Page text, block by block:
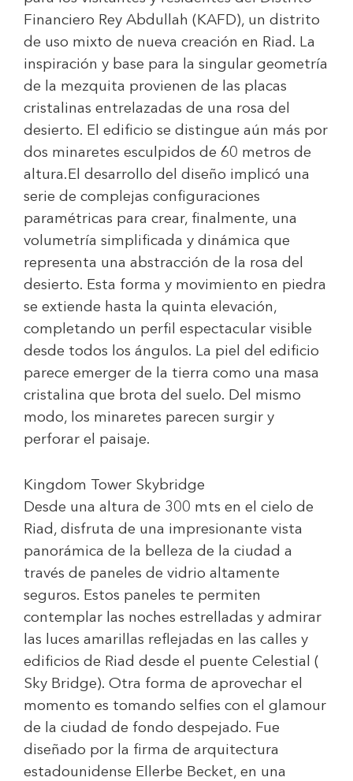
Financiero Rey Abdullah (KAFD), un distrito
de uso mixto de nueva creación en Riad. La
inspiración y base para la singular geometría
de la mezquita provienen de las placas
cristalinas entrelazadas de una rosa del
desierto. El edificio se distingue aún más por
dos minaretes esculpidos de 60 metros de
altura.El desarrollo del diseño implicó una
serie de complejas configuraciones
paramétricas para crear, finalmente, una
volumetría simplificada y dinámica que
representa una abstracción de la rosa del
desierto. Esta forma y movimiento en piedra
se extiende hasta la quinta elevación,
completando un perfil espectacular visible
desde todos los ángulos. La piel del edificio
parece emerger de la tierra como una masa
cristalina que brota del suelo. Del mismo
modo, los minaretes parecen surgir y
perforar el paisaje.
Kingdom Tower Skybridge
Desde una altura de 300 mts en el cielo de
Riad, disfruta de una impresionante vista
panorámica de la belleza de la ciudad a
través de paneles de vidrio altamente
seguros. Estos paneles te permiten
contemplar las noches estrelladas y admirar
las luces amarillas reflejadas en las calles y
edificios de Riad desde el puente Celestial (
Sky Bridge). Otra forma de aprovechar el
momento es tomando selfies con el glamour
de la ciudad de fondo despejado. Fue
diseñado por la firma de arquitectura
estadounidense Ellerbe Becket, en una